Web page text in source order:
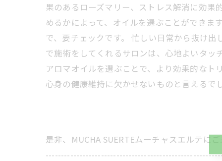
果のあるローズマリー、ストレス解消に効果
めるかによって、オイルを選ぶことができ
で、要チェックです。 忙しい日常から抜け
で施術をしてくれるサロンは、心地よいタ
アロマオイルを選ぶことで、より効果的な
心身の健康維持に欠かせないものと言えるで
是非、MUCHA SUERTEムーチャスエルテ